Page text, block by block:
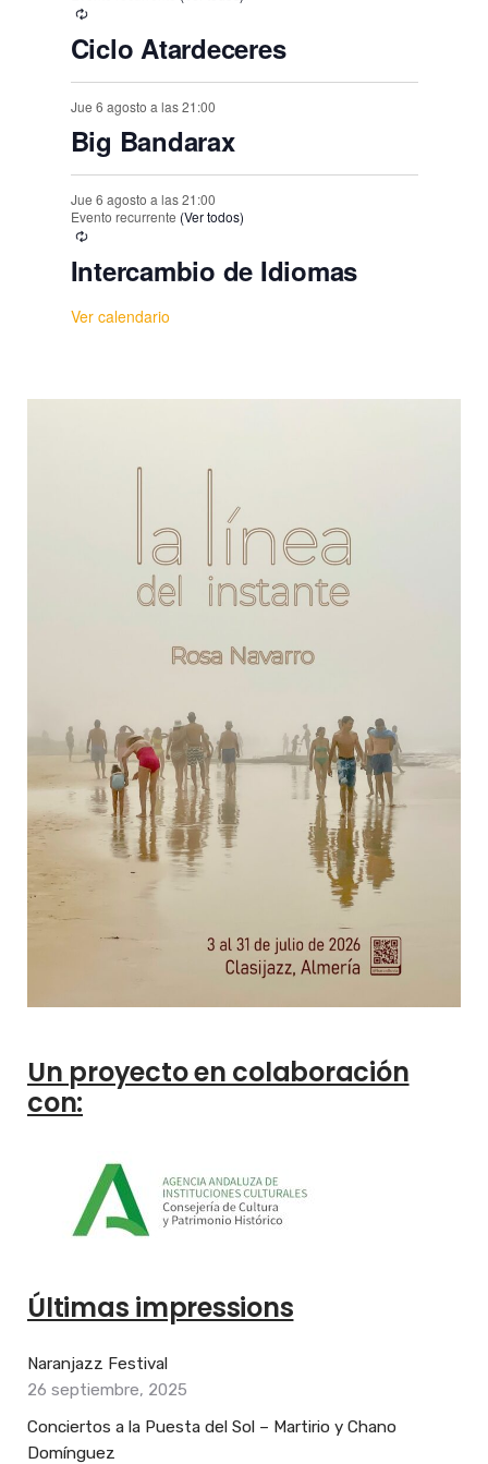
Ciclo Atardeceres
Jue 6 agosto a las 21:00
Big Bandarax
Jue 6 agosto a las 21:00
Evento recurrente (Ver todos)
Intercambio de Idiomas
Ver calendario
Un proyecto en colaboración
con:
Últimas impressions
Naranjazz Festival
26 septiembre, 2025
Conciertos a la Puesta del Sol – Martirio y Chano
Domínguez